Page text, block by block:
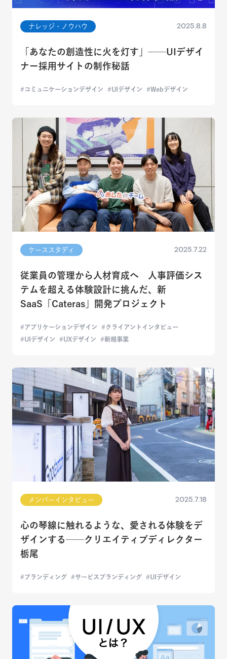
ナレッジ・ノウハウ 2025.8.8
「あなたの創造性に火を灯す」──UIデザイ
ナー採用サイトの制作秘話
コミュニケーションデザイン UIデザイン Webデザイン
ケーススタディ 2025.7.22
従業員の管理から人材育成へ 人事評価シス
テムを超える体験設計に挑んだ、新
SaaS「Cateras」開発プロジェクト
アプリケーションデザイン
クライアントインタビュー
UIデザイン
UXデザイン 新規事業
メンバーインタビュー 2025.7.18
心の琴線に触れるような、愛される体験をデ
ザインする──クリエイティブディレクター
栃尾
ブランディング サービスブランディング UIデザイン